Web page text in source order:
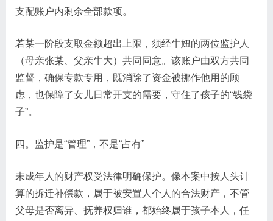
支配账户内剩余全部款项。
若某一阶段支取金额超出上限，须经牛妞的两位监护人
（母亲张某、父亲牛大）共同同意。该账户由双方共同
监督，确保专款专用，既消除了资金被挪作他用的顾
虑，也保障了女儿日常开支的需要，守住了孩子的“钱袋
子”。
四。监护是“管理”，不是“占有”
未成年人的财产权受法律明确保护。像本案中按人头计
算的拆迁补偿款，属于被安置人个人的合法财产，不管
父母是否离异、抚养权归谁，都始终属于孩子本人，任